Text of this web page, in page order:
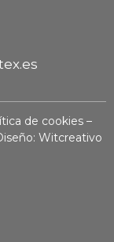
de cookies –
Witcreativo